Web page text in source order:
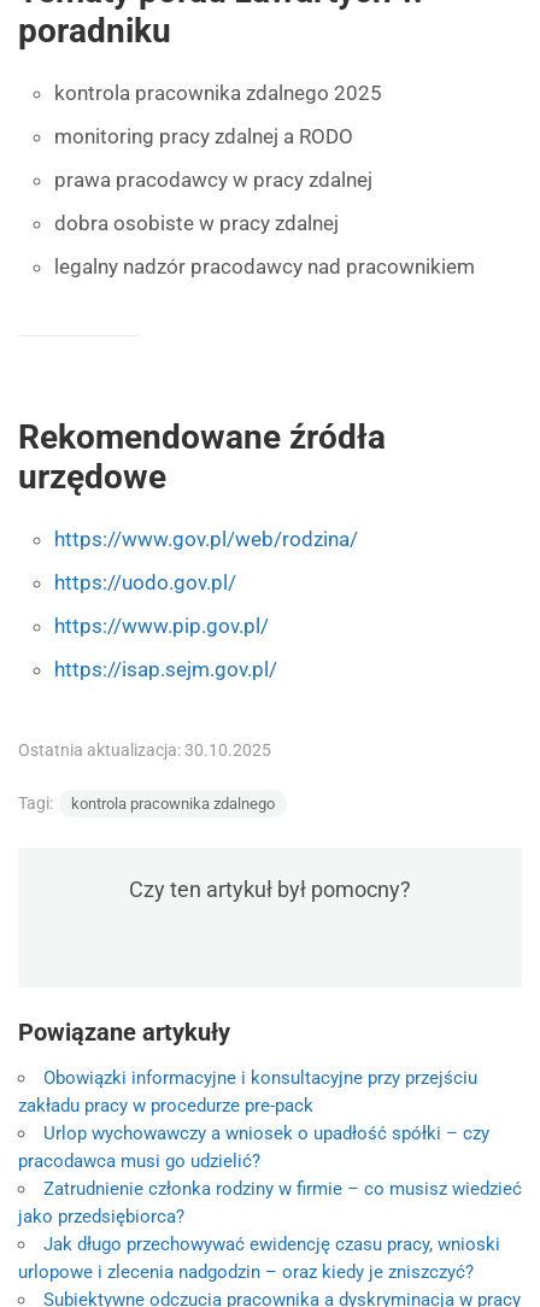
poradniku
kontrola pracownika zdalnego 2025
monitoring pracy zdalnej a RODO
prawa pracodawcy w pracy zdalnej
dobra osobiste w pracy zdalnej
legalny nadzór pracodawcy nad pracownikiem
Rekomendowane źródła
urzędowe
https://www.gov.pl/web/rodzina/
https://uodo.gov.pl/
https://www.pip.gov.pl/
https://isap.sejm.gov.pl/
Ostatnia aktualizacja: 30.10.2025
Tagi: kontrola pracownika zdalnego
Czy ten artykuł był pomocny?
Powiązane artykuły
Obowiązki informacyjne i konsultacyjne przy przejściu
zakładu pracy w procedurze pre-pack
Urlop wychowawczy a wniosek o upadłość spółki – czy
pracodawca musi go udzielić?
Zatrudnienie członka rodziny w firmie – co musisz wiedzieć
jako przedsiębiorca?
Jak długo przechowywać ewidencję czasu pracy, wnioski
urlopowe i zlecenia nadgodzin – oraz kiedy je zniszczyć?
Subiektywne odczucia pracownika a dyskryminacja w pracy